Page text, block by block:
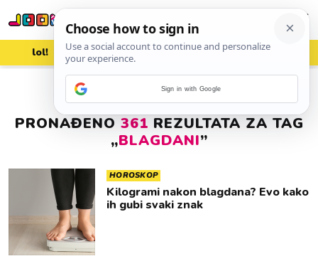
lol! aww vrh! woot?!
PRONAĐENO 361 REZULTATA ZA TAG
„BLAGDANI”
HOROSKOP
Kilogrami nakon blagdana? Evo kako
ih gubi svaki znak
Sign in with Google